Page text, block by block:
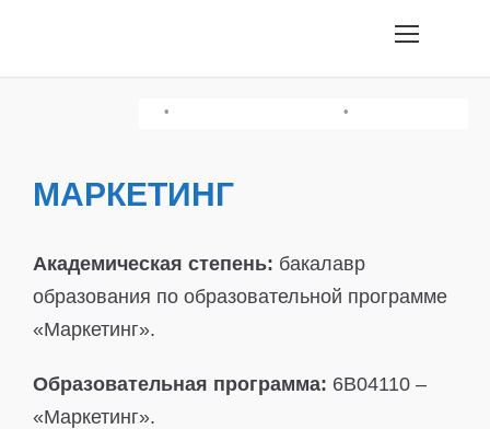
МАРКЕТИНГ
Академическая степень: бакалавр
образования по образовательной программе
«Маркетинг».
Образовательная программа: 6B04110 –
«Маркетинг».
Творческий Экзамен
• Грамотность Чтения/История Казахстана
•